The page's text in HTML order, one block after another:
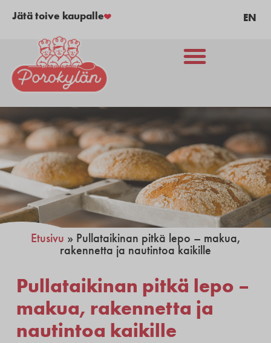
Jätä toive kaupalle EN
Etusivu » Pullataikinan pitkä lepo – makua,
rakennetta ja nautintoa kaikille
Pullataikinan pitkä lepo –
makua, rakennetta ja
nautintoa kaikille